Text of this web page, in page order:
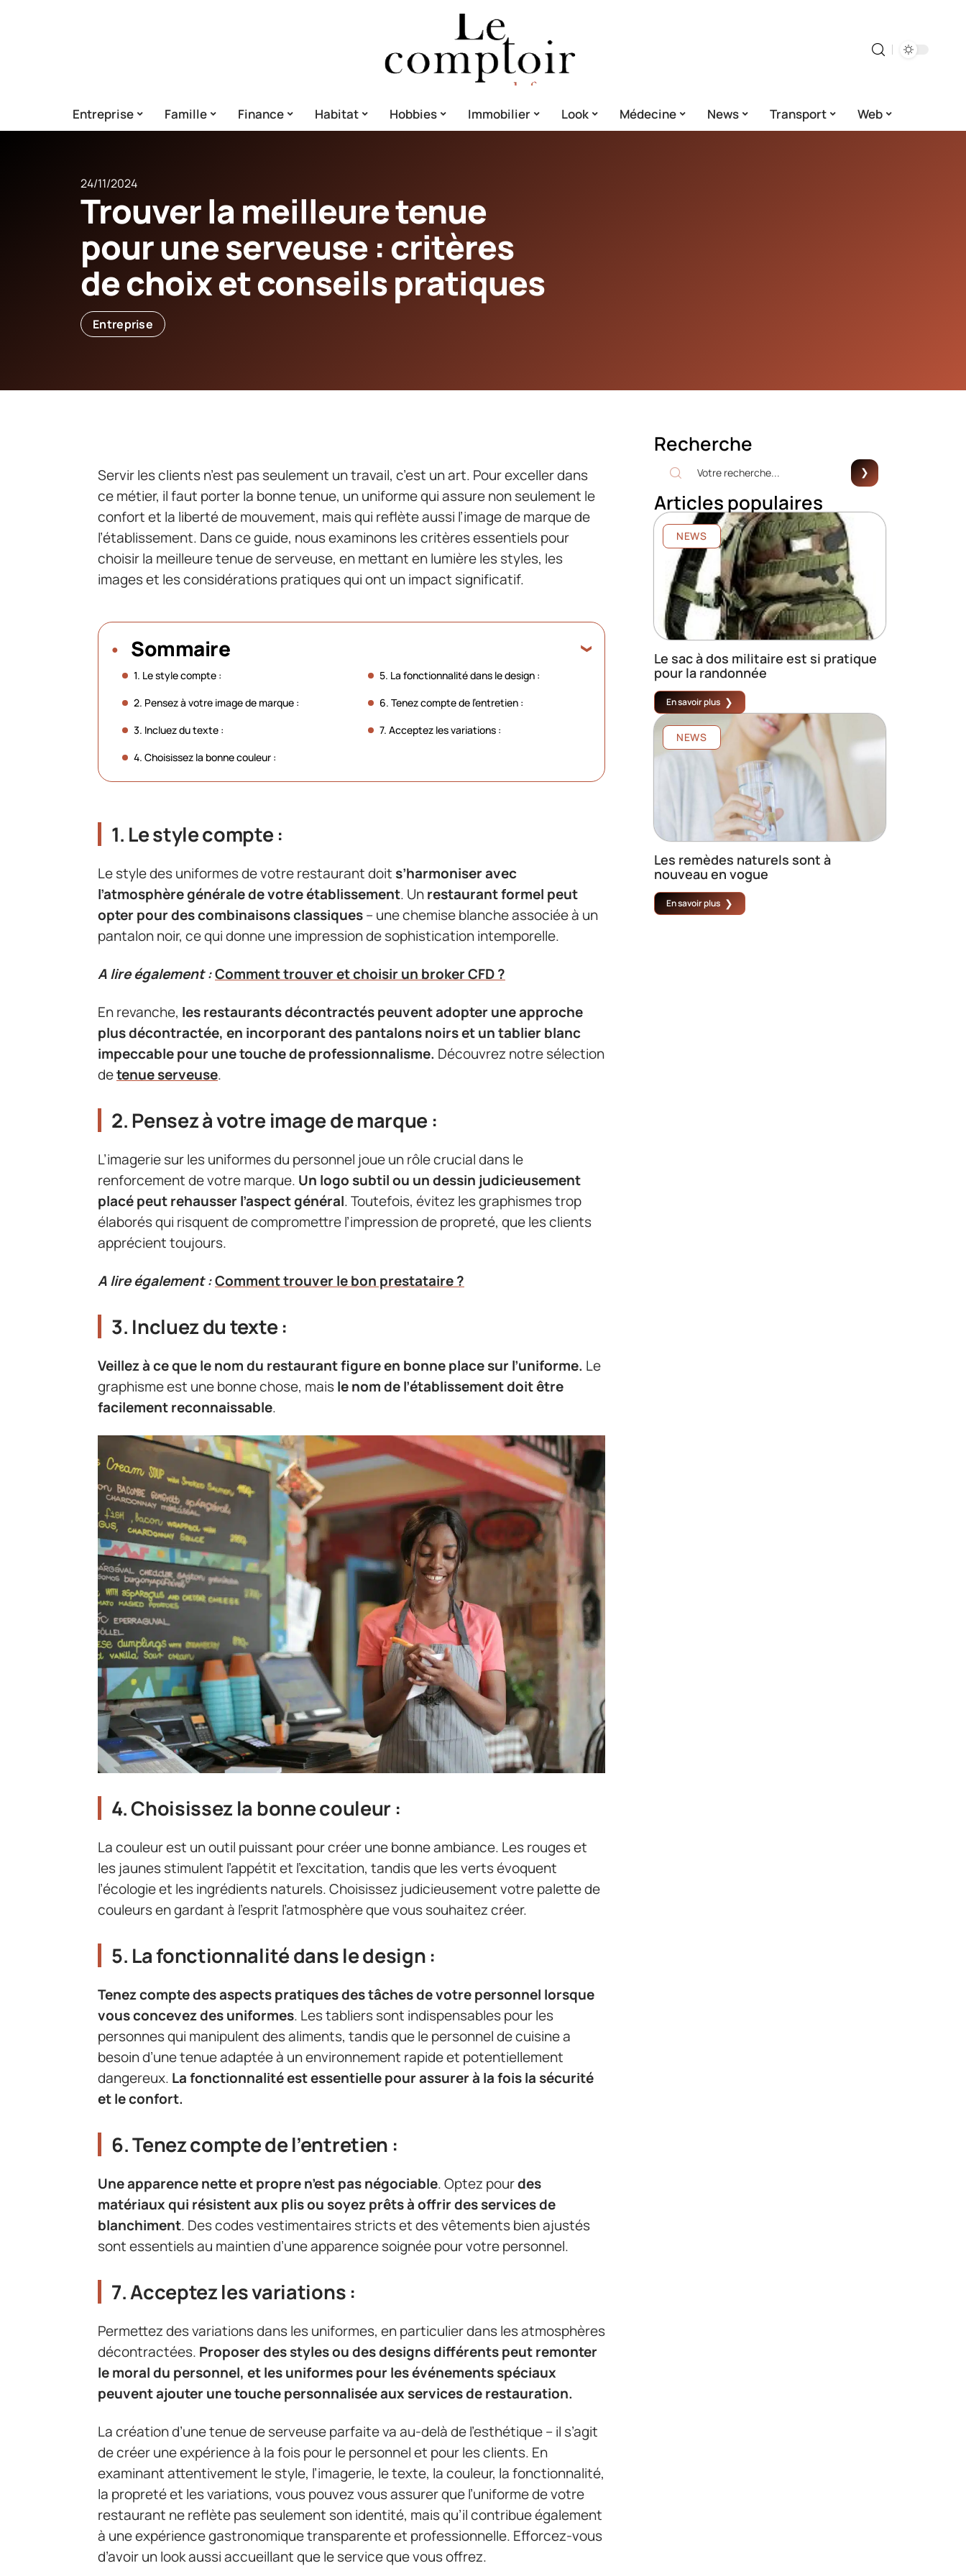
Entreprise Famille Finance Habitat Hobbies Immobilier Look Médecine News Transport Web
24/11/2024
Trouver la meilleure tenue
pour une serveuse : critères
de choix et conseils pratiques
Entreprise
Servir les clients n’est pas seulement un travail, c’est un art. Pour exceller dans
ce métier, il faut porter la bonne tenue, un uniforme qui assure non seulement le
confort et la liberté de mouvement, mais qui reflète aussi l’image de marque de
l’établissement. Dans ce guide, nous examinons les critères essentiels pour
choisir la meilleure tenue de serveuse, en mettant en lumière les styles, les
images et les considérations pratiques qui ont un impact significatif.
Sommaire
1. Le style compte :
2. Pensez à votre image de marque :
3. Incluez du texte :
4. Choisissez la bonne couleur :
5. La fonctionnalité dans le design :
6. Tenez compte de l’entretien :
7. Acceptez les variations :
1. Le style compte :
Le style des uniformes de votre restaurant doit s’harmoniser avec
l’atmosphère générale de votre établissement. Unrestaurant formel peut
opter pour des combinaisons classiques– une chemise blanche associée à un
pantalon noir, ce qui donne une impression de sophistication intemporelle.
A lire également :Comment trouver et choisir un broker CFD ?
En revanche, les restaurants décontractés peuvent adopter une approche
plus décontractée, en incorporant des pantalons noirs et un tablier blanc
impeccable pour une touche de professionnalisme. Découvrez notre sélection
detenue serveuse.
2. Pensez à votre image de marque :
L’imagerie sur les uniformes du personnel joue un rôle crucial dans le
renforcement de votre marque. Un logo subtil ou un dessin judicieusement
placé peut rehausser l’aspect général. Toutefois, évitez les graphismes trop
élaborés qui risquent de compromettre l’impression de propreté, que les clients
apprécient toujours.
A lire également :Comment trouver le bon prestataire ?
3. Incluez du texte :
Veillez à ce que le nom du restaurant figure en bonne place sur l’uniforme. Le
graphisme est une bonne chose, maisle nom de l’établissement doit être
facilement reconnaissable.
4. Choisissez la bonne couleur :
La couleur est un outil puissant pour créer une bonne ambiance. Les rouges et
les jaunes stimulent l’appétit et l’excitation, tandis que les verts évoquent
l’écologie et les ingrédients naturels. Choisissez judicieusement votre palette de
couleurs en gardant à l’esprit l’atmosphère que vous souhaitez créer.
5. La fonctionnalité dans le design :
Tenez compte des aspects pratiques des tâches de votre personnel lorsque
vous concevez des uniformes. Les tabliers sont indispensables pour les
personnes qui manipulent des aliments, tandis que le personnel de cuisine a
besoin d’une tenue adaptée à un environnement rapide et potentiellement
dangereux. La fonctionnalité est essentielle pour assurer à la fois la sécurité
et le confort.
6. Tenez compte de l’entretien :
Une apparence nette et propre n’est pas négociable. Optez pourdes
matériaux qui résistent aux plis ou soyez prêts à offrir des services de
blanchiment. Des codes vestimentaires stricts et des vêtements bien ajustés
sont essentiels au maintien d’une apparence soignée pour votre personnel.
7. Acceptez les variations :
Permettez des variations dans les uniformes, en particulier dans les atmosphères
décontractées. Proposer des styles ou des designs différents peut remonter
le moral du personnel, et les uniformes pour les événements spéciaux
peuvent ajouter une touche personnalisée aux services de restauration.
La création d’une tenue de serveuse parfaite va au-delà de l’esthétique – il s’agit
de créer une expérience à la fois pour le personnel et pour les clients. En
examinant attentivement le style, l’imagerie, le texte, la couleur, la fonctionnalité,
la propreté et les variations, vous pouvez vous assurer que l’uniforme de votre
restaurant ne reflète pas seulement son identité, mais qu’il contribue également
à une expérience gastronomique transparente et professionnelle. Efforcez-vous
d’avoir un look aussi accueillant que le service que vous offrez.
Recherche
Articles populaires
NEWS
Le sac à dos militaire est si pratique
pour la randonnée
En savoir plus
NEWS
Les remèdes naturels sont à
nouveau en vogue
En savoir plus